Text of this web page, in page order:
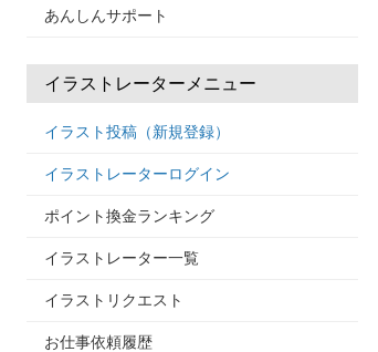
あんしんサポート
イラストレーターメニュー
イラスト投稿（新規登録）
イラストレーターログイン
ポイント換金ランキング
イラストレーター一覧
イラストリクエスト
お仕事依頼履歴